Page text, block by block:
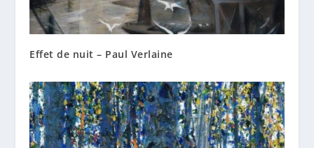
Effet de nuit – Paul Verlaine